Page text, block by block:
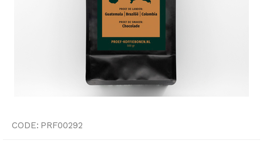
CODE: PRF00292